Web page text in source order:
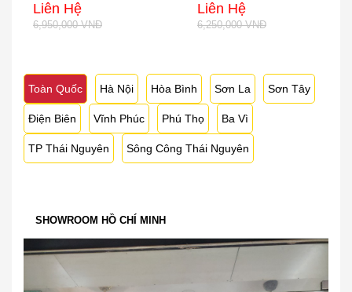
Liên Hệ
6,950,000 VNĐ
Liên Hệ
6,250,000 VNĐ
Toàn Quốc Hà Nội Hòa Bình Sơn La Sơn Tây
Điện Biên Vĩnh Phúc Phú Thọ Ba Vì
TP Thái Nguyên Sông Công Thái Nguyên
SHOWROOM HỒ CHÍ MINH